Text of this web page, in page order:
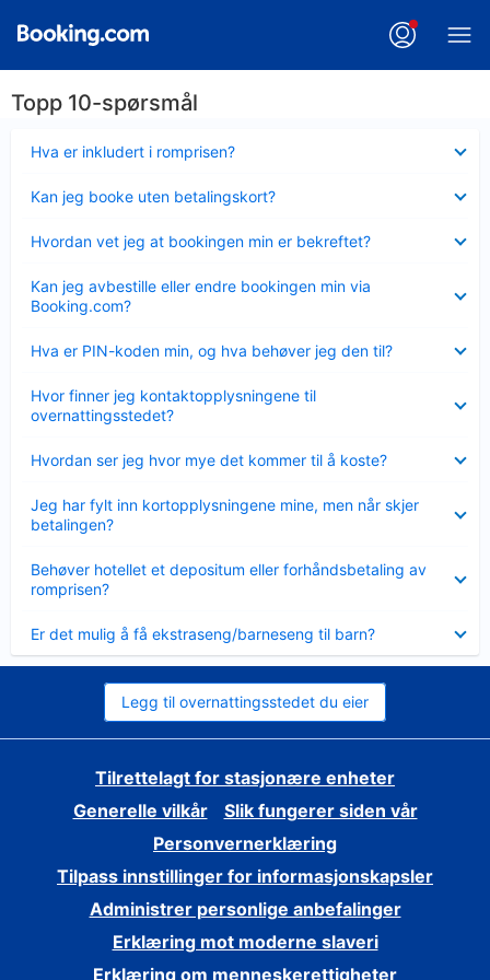
Topp 10-spørsmål
Hva er inkludert i romprisen?
mindre
Kan jeg booke uten betalingskort?
mindre
Hvordan vet jeg at bookingen min er bekreftet?
mindre
Kan jeg avbestille eller endre bookingen min via
Booking.com?
mindre
Hva er PIN-koden min, og hva behøver jeg den til?
mindre
Hvor finner jeg kontaktopplysningene til
overnattingsstedet?
mindre
Hvordan ser jeg hvor mye det kommer til å koste?
mindre
Jeg har fylt inn kortopplysningene mine, men når skjer
betalingen?
mindre
Behøver hotellet et depositum eller forhåndsbetaling av
romprisen?
mindre
Er det mulig å få ekstraseng/barneseng til barn?
mindre
Legg til overnattingsstedet du eier
Tilrettelagt for stasjonære enheter
Generelle vilkår
Slik fungerer siden vår
Personvernerklæring
Tilpass innstillinger for informasjonskapsler
Administrer personlige anbefalinger
Erklæring mot moderne slaveri
Erklæring om menneskerettigheter